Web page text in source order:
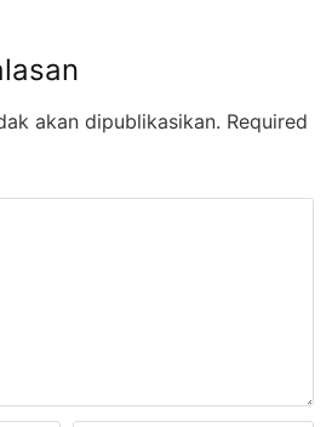
akan dipublikasikan. Required